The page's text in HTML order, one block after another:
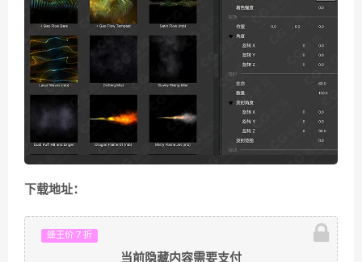
下载地址：
蜂王价 7 折
当前隐藏内容需要支付